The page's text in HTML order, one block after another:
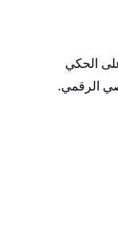
الحكي
الرقمي.